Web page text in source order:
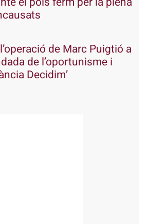
de Marc Puigtió a
de l’oportunisme i
Decidim’